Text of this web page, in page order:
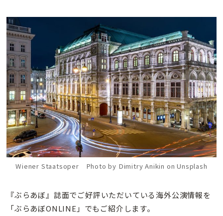
Wiener Staatsoper Photo by Dimitry Anikin on Unsplash
『ぶらあぼ』誌面でご好評いただいている海外公演情報を
「ぶらあぼONLINE」でもご紹介します。